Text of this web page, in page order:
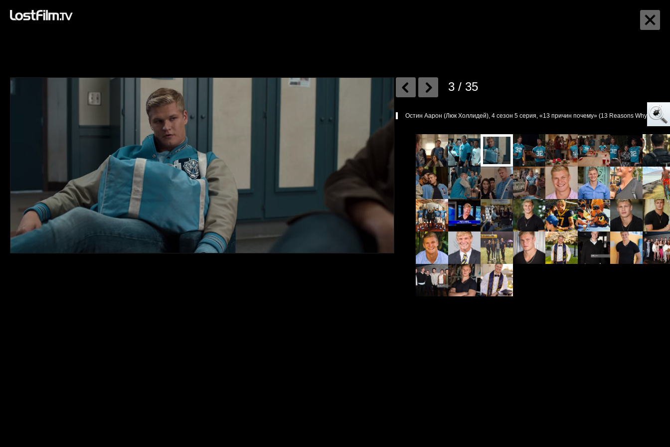
3 / 35
Остин Аарон (Люк Холлидей), 4 сезон 5 серия, «13 причин почему» (13 Reasons Why)